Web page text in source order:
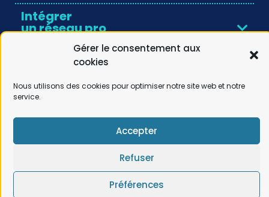
Gérer le consentement aux
cookies
Nous utilisons des cookies pour optimiser notre site web et notre
service.
Accepter
Refuser
Préférences
Intégrer
un réseau pro
Découvrir